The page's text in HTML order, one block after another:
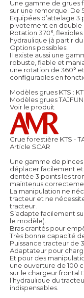
Une gamme de grues
sur une remorque. De
Equipées d’attelage
pivotement en double
Rotation 370°,
hydraulique (à partir du
Options possibles.
Il existe aussi une
robuste, fiable et
une rotation de 360°
configurables en
Modèles grues KTS :
Modèles grues
Voir le produit
Grue forestière KTS -
Article SCAR
Une gamme de
déplacer facilement
dentée 3 points les
maintenus
La manipulation ne
tracteur et ne
tracteur.
S’adapte facilement
le modèle).
Bras crantés pour
Très bonne capacité
Puissance tracteur de
Adaptateur pour
Et pour des
une ouverture de 100
sur le chargeur frontal
l’hydraulique du
indispensables.